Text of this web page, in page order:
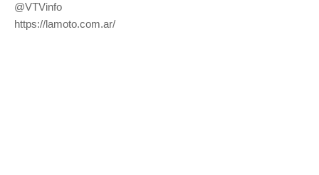
@VTVinfo
https://lamoto.com.ar/